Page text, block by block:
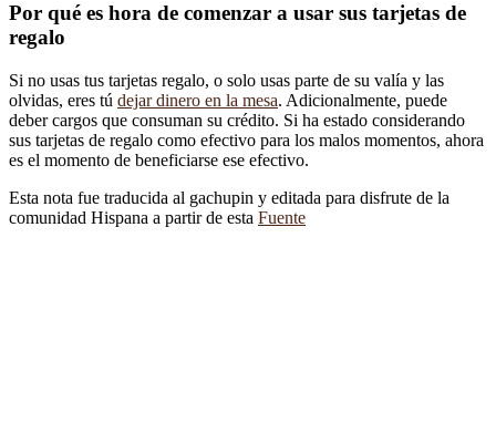
Por qué es hora de comenzar a usar sus tarjetas de
regalo
Si no usas tus tarjetas regalo, o solo usas parte de su valía y las
olvidas, eres tú dejar dinero en la mesa. Adicionalmente, puede
deber cargos que consuman su crédito. Si ha estado considerando
sus tarjetas de regalo como efectivo para los malos momentos, ahora
es el momento de beneficiarse ese efectivo.
Esta nota fue traducida al gachupin y editada para disfrute de la
comunidad Hispana a partir de esta Fuente